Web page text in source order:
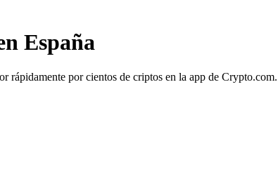
España
rápidamente por cientos de criptos en la app de Crypto.com.